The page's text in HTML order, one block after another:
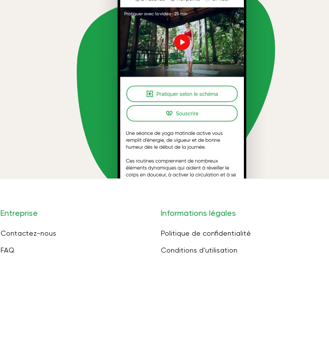
Entreprise
Contactez-nous
FAQ
Informations légales
Politique de confidentialité
Conditions d'utilisation